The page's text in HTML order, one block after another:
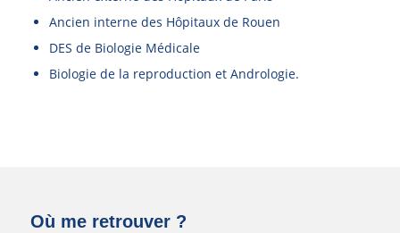
Ancien interne des Hôpitaux de Rouen
DES de Biologie Médicale
Biologie de la reproduction et Andrologie.
Où me retrouver ?